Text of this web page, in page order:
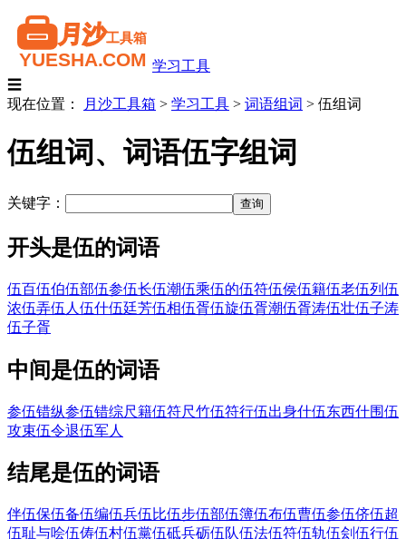
学习工具
☰
现在位置：
月沙工具箱 > 学习工具 > 词语组词 > 伍组词
伍组词、词语伍字组词
关键字：
开头是伍的词语
伍百伍伯伍部伍参伍长伍潮伍乘伍的伍符伍侯伍籍伍老伍列 伍
浓伍弄伍人 伍什伍廷芳伍相伍胥伍旋伍胥潮伍胥涛伍壮伍子涛
伍子胥
中间是伍的词语
参伍错纵参伍错综尺籍伍符尺竹伍符行伍出身什伍东西什围伍
攻束伍令退伍军人
结尾是伍的词语
伴伍保伍备伍编伍兵伍比伍步伍部伍簿伍布伍曹伍参伍侪伍超
伍耻与哙伍俦伍村伍黨伍砥兵砺伍队伍法伍符伍轨伍刽伍行伍